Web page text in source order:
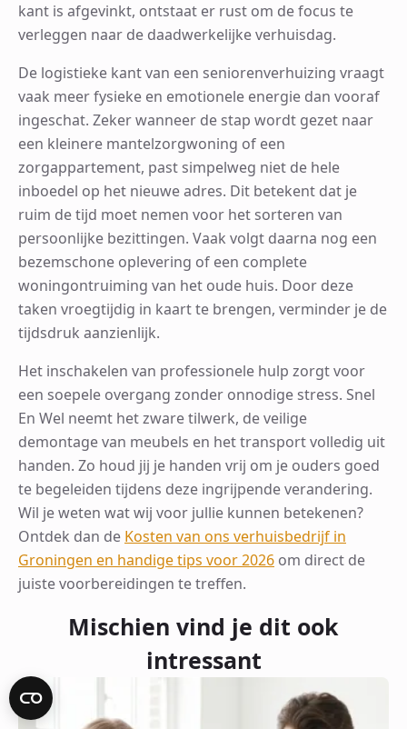
kant is afgevinkt, ontstaat er rust om de focus te
verleggen naar de daadwerkelijke verhuisdag.
De logistieke kant van een seniorenverhuizing vraagt
vaak meer fysieke en emotionele energie dan vooraf
ingeschat. Zeker wanneer de stap wordt gezet naar
een kleinere mantelzorgwoning of een
zorgappartement, past simpelweg niet de hele
inboedel op het nieuwe adres. Dit betekent dat je
ruim de tijd moet nemen voor het sorteren van
persoonlijke bezittingen. Vaak volgt daarna nog een
bezemschone oplevering of een complete
woningontruiming van het oude huis. Door deze
taken vroegtijdig in kaart te brengen, verminder je de
tijdsdruk aanzienlijk.
Het inschakelen van professionele hulp zorgt voor
een soepele overgang zonder onnodige stress. Snel
En Wel neemt het zware tilwerk, de veilige
demontage van meubels en het transport volledig uit
handen. Zo houd jij je handen vrij om je ouders goed
te begeleiden tijdens deze ingrijpende verandering.
Wil je weten wat wij voor jullie kunnen betekenen?
Ontdek dan de Kosten van ons verhuisbedrijf in
Groningen en handige tips voor 2026 om direct de
juiste voorbereidingen te treffen.
Mischien vind je dit ook
intressant